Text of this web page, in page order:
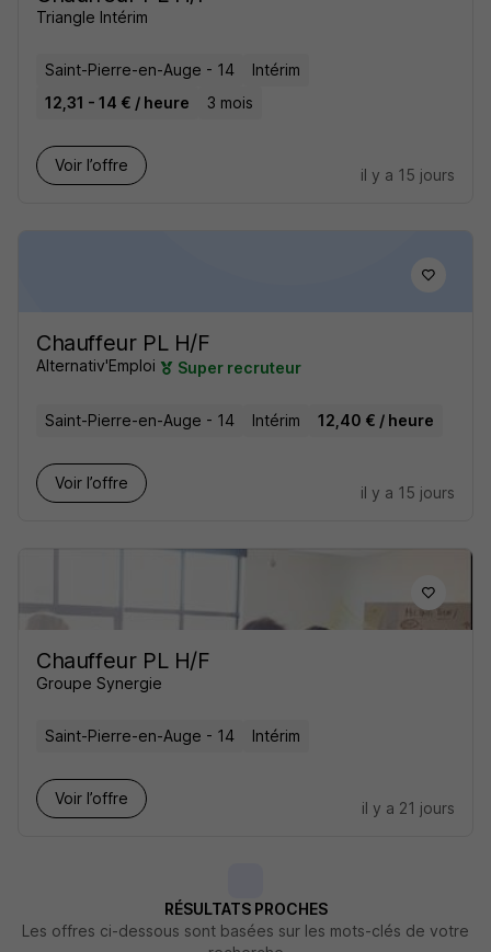
Triangle Intérim
Saint-Pierre-en-Auge - 14
Intérim
12,31 - 14 € / heure
3 mois
Voir l’offre
il y a 15 jours
Chauffeur PL H/F
Alternativ'Emploi Super recruteur
Saint-Pierre-en-Auge - 14 Intérim 12,40 € / heure
Voir l’offre
il y a 15 jours
Chauffeur PL H/F
Groupe Synergie
Saint-Pierre-en-Auge - 14 Intérim
Voir l’offre
il y a 21 jours
RÉSULTATS PROCHES
Les offres ci-dessous sont basées sur les mots-clés de votre